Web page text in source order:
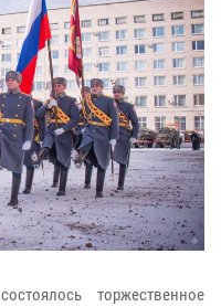
торжественное